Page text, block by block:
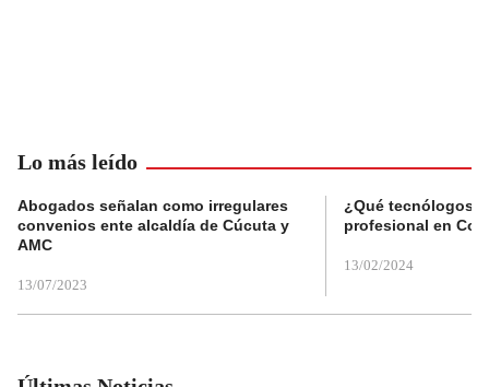
Lo más leído
Abogados señalan como irregulares
convenios ente alcaldía de Cúcuta y
AMC
13/07/2023
¿Qué tecnólogos
profesional en
13/02/2024